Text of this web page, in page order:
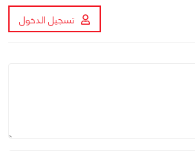
تسجيل الدخول